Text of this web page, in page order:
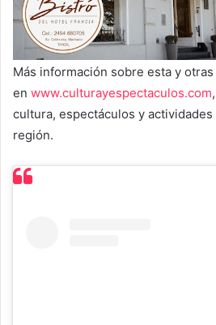
Más información sobre esta y
en www.culturayespectaculos.com
cultura, espectáculos y
región.